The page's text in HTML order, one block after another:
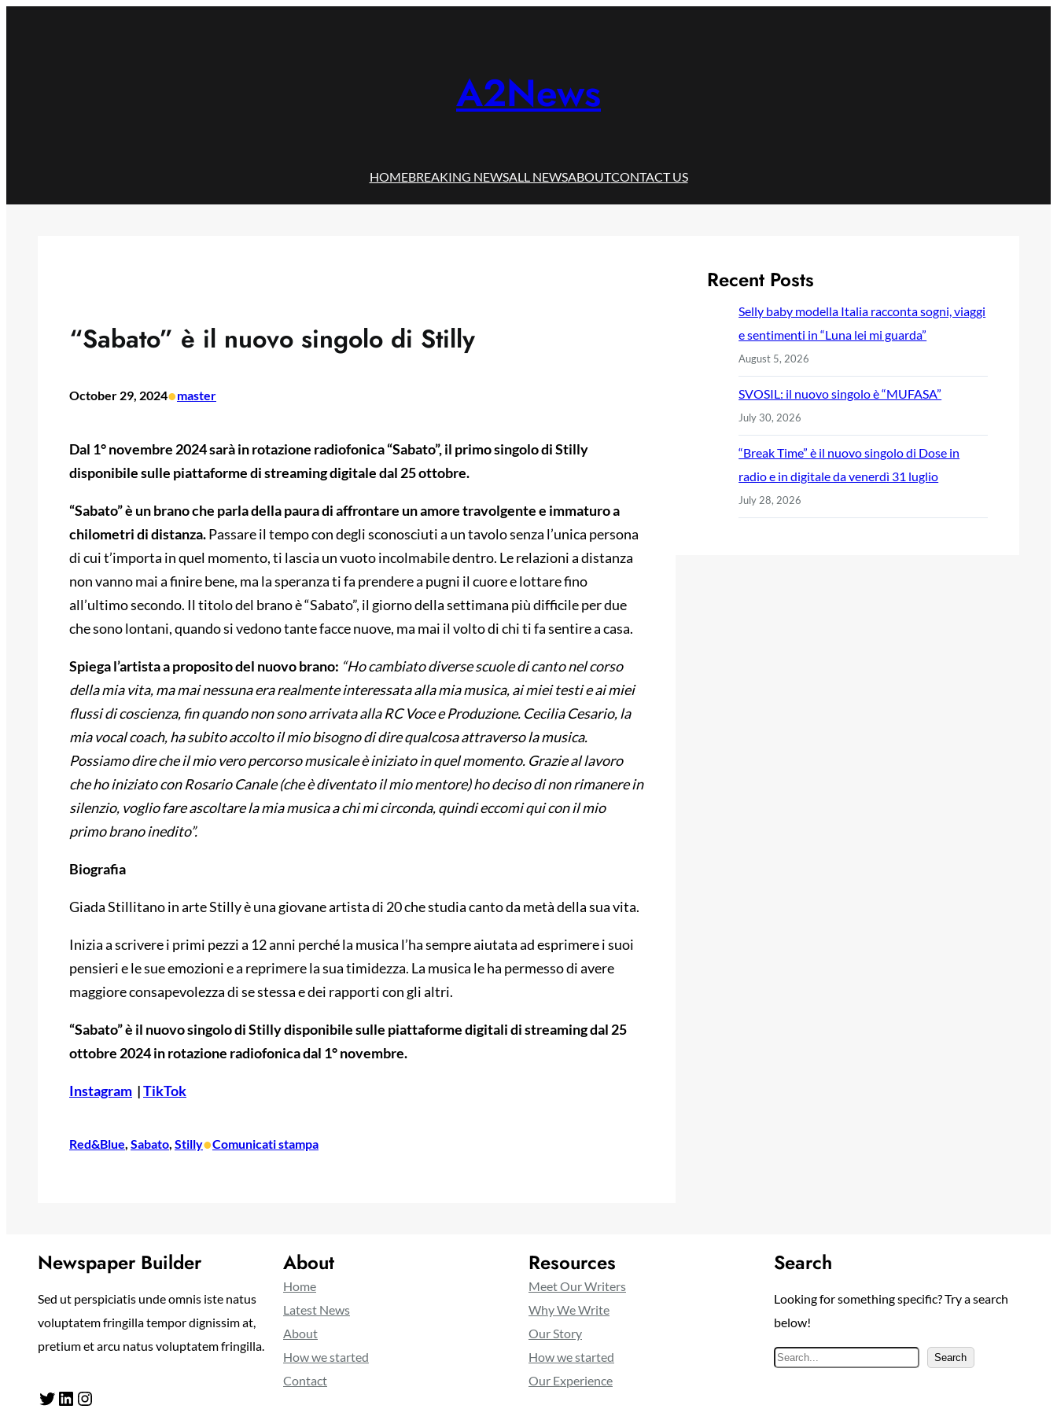
A2News
HOMEBREAKING NEWSALL NEWSABOUTCONTACT US
“Sabato” è il nuovo singolo di Stilly
October 29, 2024•master
Dal 1° novembre 2024 sarà in rotazione radiofonica “Sabato”, il primo singolo di Stilly
disponibile sulle piattaforme di streaming digitale dal 25 ottobre.
“Sabato” è un brano che parla della paura di affrontare un amore travolgente e immaturo a
chilometri di distanza.Passare il tempo con degli sconosciuti a un tavolo senza l’unica persona
di cui t’importa in quel momento, ti lascia un vuoto incolmabile dentro. Le relazioni a distanza
non vanno mai a finire bene, ma la speranza ti fa prendere a pugni il cuore e lottare fino
all’ultimo secondo. Il titolo del brano è “Sabato”, il giorno della settimana più difficile per due
che sono lontani, quando si vedono tante facce nuove, ma mai il volto di chi ti fa sentire a casa.
Spiega l’artista a proposito del nuovo brano: “Ho cambiato diverse scuole di canto nel corso
della mia vita, ma mai nessuna era realmente interessata alla mia musica, ai miei testi e ai miei
flussi di coscienza, fin quando non sono arrivata alla RC Voce e Produzione. Cecilia Cesario, la
mia vocal coach, ha subito accolto il mio bisogno di dire qualcosa attraverso la musica.
Possiamo dire che il mio vero percorso musicale è iniziato in quel momento. Grazie al lavoro
che ho iniziato con Rosario Canale (che è diventato il mio mentore) ho deciso di non rimanere in
silenzio, voglio fare ascoltare la mia musica a chi mi circonda, quindi eccomi qui con il mio
primo brano inedito”.
Biografia
Giada Stillitano in arte Stilly è una giovane artista di 20 che studia canto da metà della sua vita.
Inizia a scrivere i primi pezzi a 12 anni perché la musica l’ha sempre aiutata ad esprimere i suoi
pensieri e le sue emozioni e a reprimere la sua timidezza. La musica le ha permesso di avere
maggiore consapevolezza di se stessa e dei rapporti con gli altri.
“Sabato” è il nuovo singolo di Stilly disponibile sulle piattaforme digitali di streaming dal 25
ottobre 2024 in rotazione radiofonica dal 1° novembre.
Instagram |TikTok
Red&Blue, Sabato, Stilly•Comunicati stampa
Recent Posts
Selly baby modella Italia racconta sogni, viaggi
e sentimenti in “Luna lei mi guarda”
August 5, 2026
SVOSIL: il nuovo singolo è “MUFASA”
July 30, 2026
“Break Time” è il nuovo singolo di Dose in
radio e in digitale da venerdì 31 luglio
July 28, 2026
Newspaper Builder
Sed ut perspiciatis unde omnis iste natus
voluptatem fringilla tempor dignissim at,
pretium et arcu natus voluptatem fringilla.
Twitter LinkedIn Instagram
About
Home
Latest News
About
How we started
Contact
Resources
Meet Our Writers
Why We Write
Our Story
How we started
Our Experience
Search
Looking for something specific? Try a search
below!
S
Search